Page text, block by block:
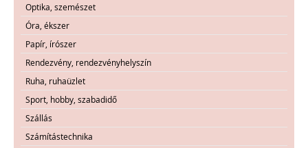
Optika, szemészet
Óra, ékszer
Papír, írószer
Rendezvény, rendezvényhelyszín
Ruha, ruhaüzlet
Sport, hobby, szabadidő
Szállás
Számítástechnika